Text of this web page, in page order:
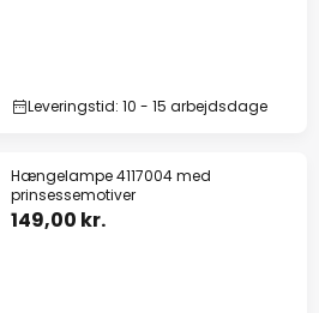
Leveringstid: 10 - 15 arbejdsdage
Hængelampe 4117004 med
prinsessemotiver
149,00 kr.